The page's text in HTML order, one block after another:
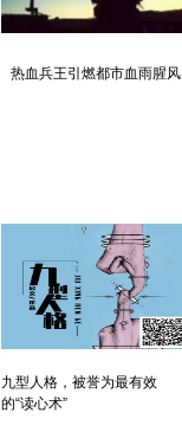
热血兵王引燃都市血雨腥风
九型人格，被誉为最有效
的“读心术”